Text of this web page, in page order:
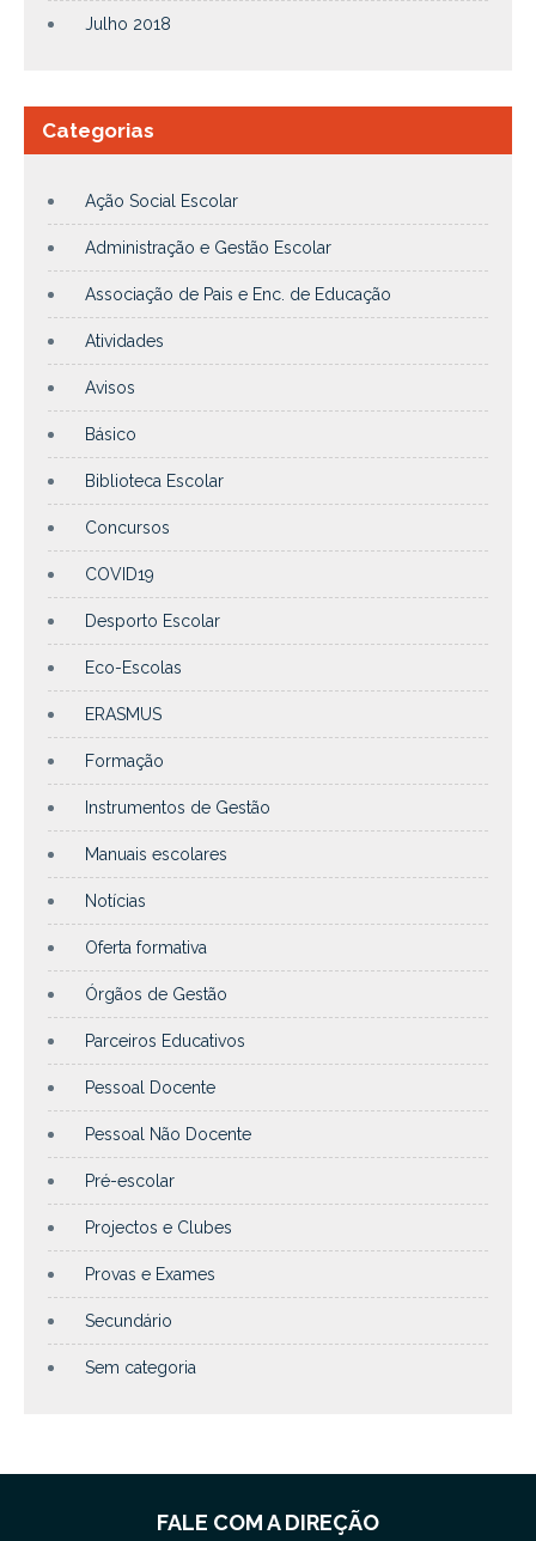
Julho 2018
Categorias
Ação Social Escolar
Administração e Gestão Escolar
Associação de Pais e Enc. de Educação
Atividades
Avisos
Básico
Biblioteca Escolar
Concursos
COVID19
Desporto Escolar
Eco-Escolas
ERASMUS
Formação
Instrumentos de Gestão
Manuais escolares
Notícias
Oferta formativa
Órgãos de Gestão
Parceiros Educativos
Pessoal Docente
Pessoal Não Docente
Pré-escolar
Projectos e Clubes
Provas e Exames
Secundário
Sem categoria
FALE COM A DIREÇÃO